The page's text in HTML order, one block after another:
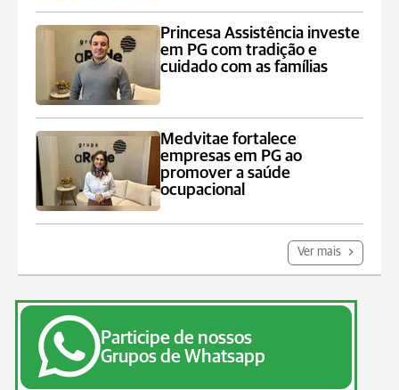
Princesa Assistência investe
em PG com tradição e
cuidado com as famílias
Medvitae fortalece
empresas em PG ao
promover a saúde
ocupacional
Ver mais
Participe de nossos
Grupos de Whatsapp